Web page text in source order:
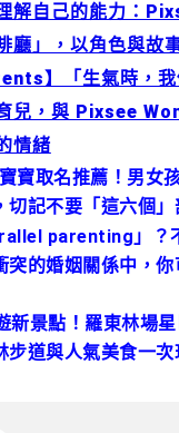
解自己的能力：
廳」，以角色與故
】「生氣時，我
兒，與 Pixsee
情緒
寶取名推薦！男女
切記不要「這六個」
parenting」？
突的婚姻關係中，
新景點！羅東林場
步道與人氣美食一次